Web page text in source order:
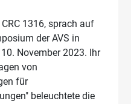
1316, sprach auf
der AVS in
November 2023. Ihr
von
für
beleuchtete die